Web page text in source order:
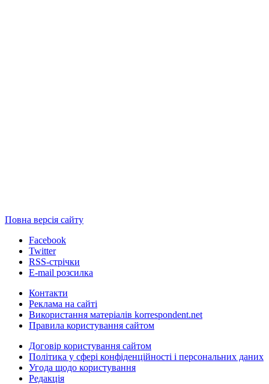
Повна версія сайту
Facebook
Twitter
RSS-стрічки
E-mail розсилка
Контакти
Реклама на сайті
Використання матеріалів korrespondent.net
Правила користування сайтом
Договір користування сайтом
Політика у сфері конфіденційності і персональних даних
Угода щодо користування
Редакція